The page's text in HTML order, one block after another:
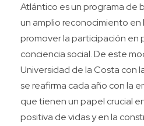
Atlántico es un programa de
un amplio reconocimiento
promover la participación en
conciencia social. De este
Universidad de la Costa con
se reafirma cada año con la
que tienen un papel crucial
positiva de vidas y en la